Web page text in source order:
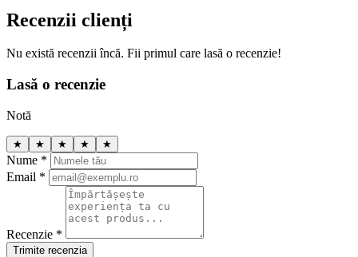
Recenzii clienți
Nu există recenzii încă. Fii primul care lasă o recenzie!
Lasă o recenzie
Notă
★ ★ ★ ★ ★
Nume *
Email *
Recenzie *
Trimite recenzia